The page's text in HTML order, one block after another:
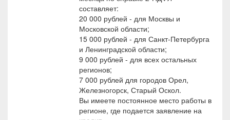
составляет:
20 000 рублей - для Москвы и
Московской области;
15 000 рублей - для Санкт-Петербурга
и Ленинградской области;
9 000 рублей - для всех остальных
регионов;
7 000 рублей для городов Орел,
Железногорск, Старый Оскол.
Вы имеете постоянное место работы в
регионе, где подается заявление на